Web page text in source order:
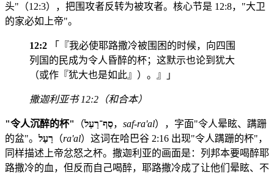
头"（12:3），把围攻者反转为被攻者。核心节是 12:8，"大卫
的家必如上帝"。
12:2 「『我必使耶路撒冷被围困的时候，向四围
列国的民成为令人昏醉的杯；这默示也论到犹大
（或作『犹大也是如此』）。』」
撒迦利亚书 12:2（和合本）
"令人沉醉的杯" （סַף־רַעַל， saf-ra'al），字面"令人晕眩、蹒跚
的盆"。 רַעַל （ra'al）这词在哈巴谷 2:16 出现"令人蹒跚的杯"，
同样描述上帝忿怒之杯。撒迦利亚的画面是：列邦本要喝醉耶
路撒冷的血，但反而自己喝醉，耶路撒冷成了让他们晕眩、不